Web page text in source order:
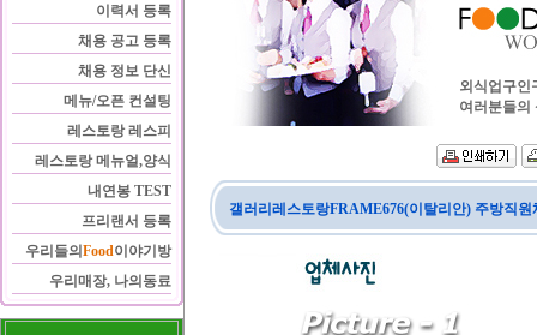
이력서 등록
채용 공고 등록
채용 정보 단신
메뉴/오픈 컨설팅
레스토랑 레스피
레스토랑 메뉴얼,양식
내연봉 TEST
프리랜서 등록
우리들의 Food이야기방
우리매장, 나의동료
외식업구인
여러분들의
갤러리레스토랑FRAME676(이탈리안) 주방직